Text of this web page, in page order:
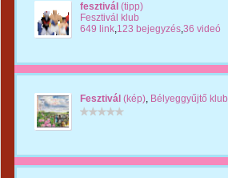
fesztivál (tipp)
Fesztivál klub
649 link,123 bejegyzés,36 videó
Fesztivál (kép), Bélyeggyűjtő klub